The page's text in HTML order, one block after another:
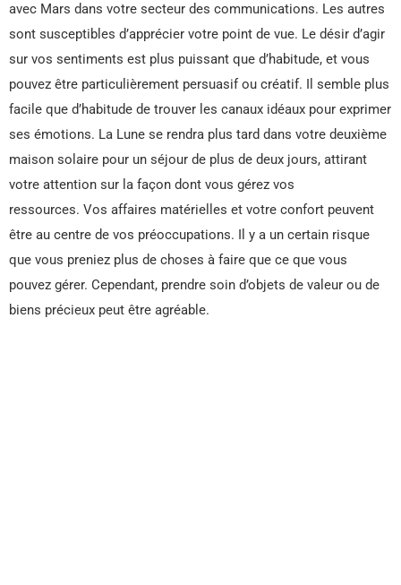
avec Mars dans votre secteur des communications. Les autres
sont susceptibles d’apprécier votre point de vue. Le désir d’agir
sur vos sentiments est plus puissant que d’habitude, et vous
pouvez être particulièrement persuasif ou créatif. Il semble plus
facile que d’habitude de trouver les canaux idéaux pour exprimer
ses émotions. La Lune se rendra plus tard dans votre deuxième
maison solaire pour un séjour de plus de deux jours, attirant
votre attention sur la façon dont vous gérez vos
ressources. Vos affaires matérielles et votre confort peuvent
être au centre de vos préoccupations. Il y a un certain risque
que vous preniez plus de choses à faire que ce que vous
pouvez gérer. Cependant, prendre soin d’objets de valeur ou de
biens précieux peut être agréable.